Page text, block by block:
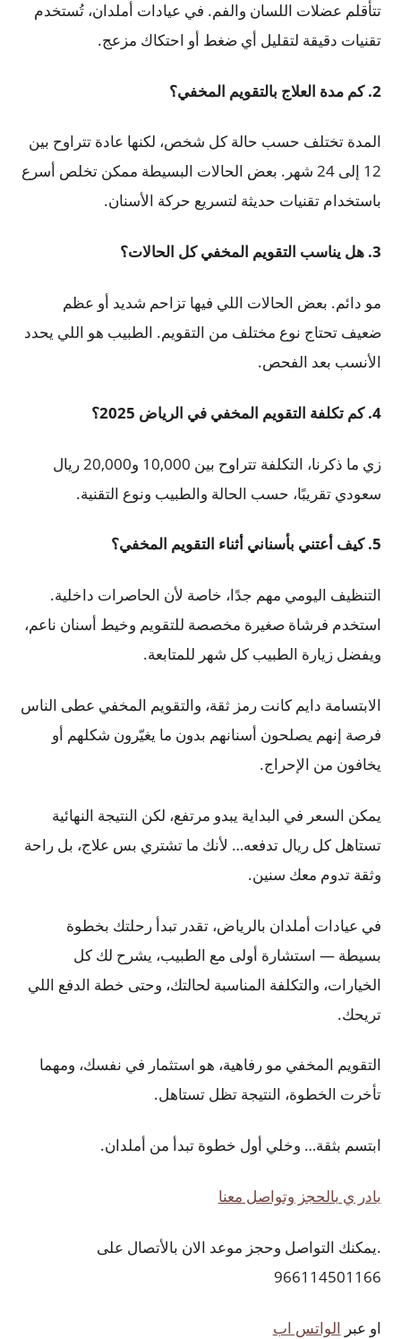
تتأقلم عضلات اللسان والفم. في عيادات أملدان، تُستخدم
تقنيات دقيقة لتقليل أي ضغط أو احتكاك مزعج.
2. كم مدة العلاج بالتقويم المخفي؟
المدة تختلف حسب حالة كل شخص، لكنها عادة تتراوح بين
12 إلى 24 شهر. بعض الحالات البسيطة ممكن تخلص أسرع
باستخدام تقنيات حديثة لتسريع حركة الأسنان.
3. هل يناسب التقويم المخفي كل الحالات؟
مو دائم. بعض الحالات اللي فيها تزاحم شديد أو عظم
ضعيف تحتاج نوع مختلف من التقويم. الطبيب هو اللي يحدد
الأنسب بعد الفحص.
4. كم تكلفة التقويم المخفي في الرياض 2025؟
زي ما ذكرنا، التكلفة تتراوح بين 10,000 و20,000 ريال
سعودي تقريبًا، حسب الحالة والطبيب ونوع التقنية.
5. كيف أعتني بأسناني أثناء التقويم المخفي؟
التنظيف اليومي مهم جدًا، خاصة لأن الحاصرات داخلية.
استخدم فرشاة صغيرة مخصصة للتقويم وخيط أسنان ناعم،
ويفضل زيارة الطبيب كل شهر للمتابعة.
الابتسامة دايم كانت رمز ثقة، والتقويم المخفي عطى الناس
فرصة إنهم يصلحون أسنانهم بدون ما يغيّرون شكلهم أو
يخافون من الإحراج.
يمكن السعر في البداية يبدو مرتفع، لكن النتيجة النهائية
تستاهل كل ريال تدفعه… لأنك ما تشتري بس علاج، بل راحة
وثقة تدوم معك سنين.
في عيادات أملدان بالرياض، تقدر تبدأ رحلتك بخطوة
بسيطة — استشارة أولى مع الطبيب، يشرح لك كل
الخيارات، والتكلفة المناسبة لحالتك، وحتى خطة الدفع اللي
تريحك.
التقويم المخفي مو رفاهية، هو استثمار في نفسك، ومهما
تأخرت الخطوة، النتيجة تظل تستاهل.
ابتسم بثقة… وخلي أول خطوة تبدأ من أملدان.
بادر ي بالحجز وتواصل معنا
.يمكنك التواصل وحجز موعد الان بالأتصال على
966114501166
او عبر الواتس اب